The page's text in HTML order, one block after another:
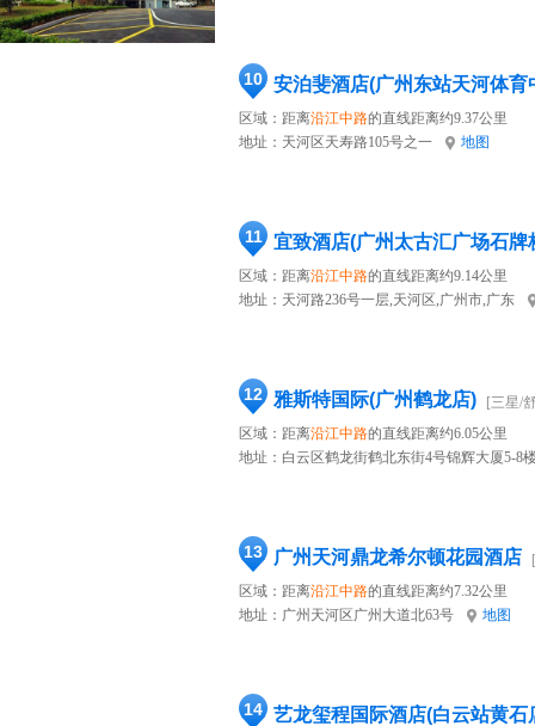
10 安泊斐酒店(广州东站天河体育
区域：距离沿江中路的直线距离约9.37公里
地址： 天河区天寿路105号之一 地图
11 宜致酒店(广州太古汇广场石牌
区域：距离沿江中路的直线距离约9.14公里
地址： 天河路236号一层,天河区,广州市,广东
12 雅斯特国际(广州鹤龙店)
[三星/
区域：距离沿江中路的直线距离约6.05公里
地址： 白云区鹤龙街鹤北东街4号锦辉大厦5-8
13 广州天河鼎龙希尔顿花园酒店
区域：距离沿江中路的直线距离约7.32公里
地址： 广州天河区广州大道北63号 地图
14 艺龙玺程国际酒店(白云站黄石